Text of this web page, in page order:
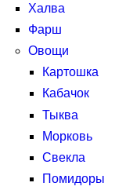
Халва
Фарш
Овощи
Картошка
Кабачок
Тыква
Морковь
Свекла
Помидоры